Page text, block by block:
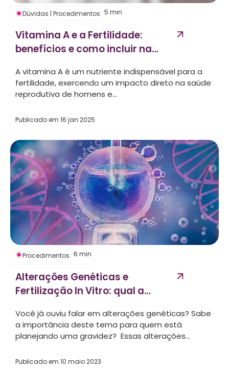
Dúvidas | Procedimentos 5 min
Vitamina A e a Fertilidade:
benefícios e como incluir na
A vitamina A é um nutriente indispensável para a
fertilidade, exercendo um impacto direto na saúde
reprodutiva de homens e...
Publicado em 16 jan 2025
Procedimentos 6 min
Alterações Genéticas e
Fertilização In Vitro: qual a
Você já ouviu falar em alterações genéticas? Sabe
a importância deste tema para quem está
planejando uma gravidez? Essas alterações...
Publicado em 10 maio 2023